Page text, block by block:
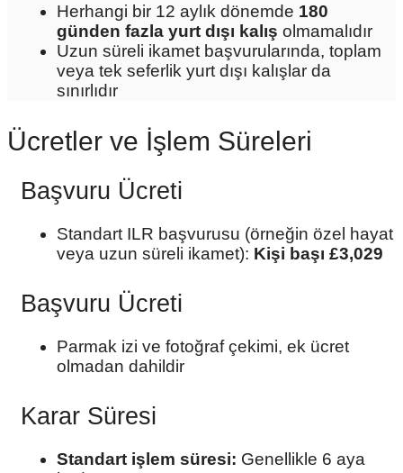
Herhangi bir 12 aylık dönemde 180
günden fazla yurt dışı kalış olmamalıdır
Uzun süreli ikamet başvurularında, toplam
veya tek seferlik yurt dışı kalışlar da
sınırlıdır
Ücretler ve İşlem Süreleri
Başvuru Ücreti
Standart ILR başvurusu (örneğin özel hayat
veya uzun süreli ikamet): Kişi başı £3,029
Başvuru Ücreti
Parmak izi ve fotoğraf çekimi, ek ücret
olmadan dahildir
Karar Süresi
Standart işlem süresi: Genellikle 6 aya